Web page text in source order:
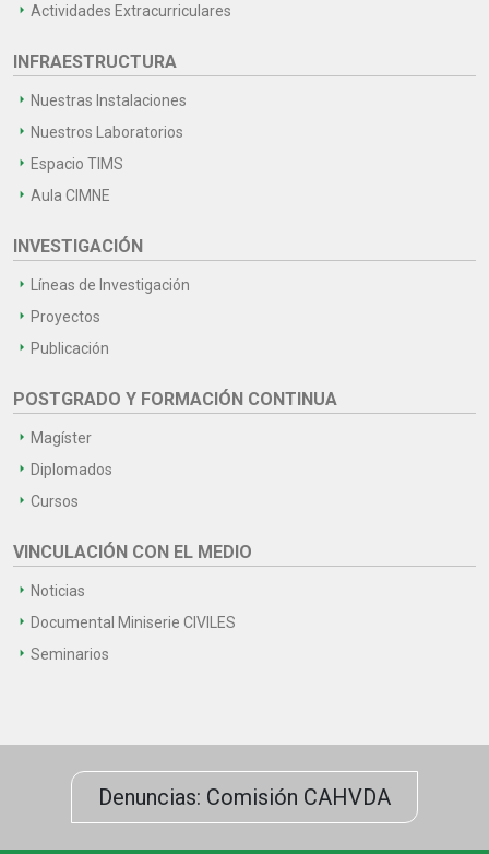
Actividades Extracurriculares
INFRAESTRUCTURA
Nuestras Instalaciones
Nuestros Laboratorios
Espacio TIMS
Aula CIMNE
INVESTIGACIÓN
Líneas de Investigación
Proyectos
Publicación
POSTGRADO Y FORMACIÓN CONTINUA
Magíster
Diplomados
Cursos
VINCULACIÓN CON EL MEDIO
Noticias
Documental Miniserie CIVILES
Seminarios
Denuncias: Comisión CAHVDA